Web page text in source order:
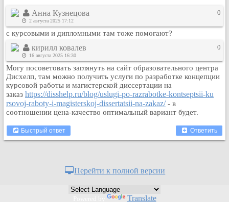
Видео и Кино
Авто. Мото.
Космос
Домашние питомцы
Медицина
Компьютер
Ещё
Пользователи / Поиск
Группы
Норм
Музыкальный архив
Анна Кузнецова
2 августа 2025 17:12
0
с курсовыми и дипломными там тоже помогают?
кирилл ковалев
16 августа 2025 16:30
0
Могу посоветовать заглянуть на сайт образовательного центра
Дисхелп, там можно получить услуги по разработке концепции
курсовой работы и магистерской диссертации на
заказ https://disshelp.ru/blog/uslugi-po-razrabotke-kontseptsii-ku
rsovoj-raboty-i-magisterskoj-dissertatsii-na-zakaz/- в
соотношении цена-качество оптимальный вариант будет.
Быстрый ответ Ответить
Перейти к полной версии
Translate